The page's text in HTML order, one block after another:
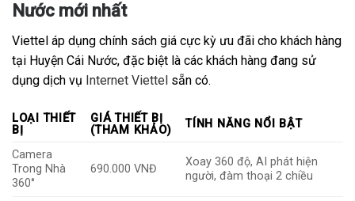
Nước mới nhất
Viettel áp dụng chính sách giá cực kỳ ưu đãi cho khách hàng
tại Huyện Cái Nước, đặc biệt là các khách hàng đang sử
dụng dịch vụ Internet Viettel sẵn có.
LOẠI THIẾT
BỊ
GIÁ THIẾT BỊ
(THAM KHẢO)
TÍNH NĂNG NỔI BẬT
Camera
Trong Nhà
360°
690.000 VNĐ
Xoay 360 độ, AI phát hiện
người, đàm thoại 2 chiều